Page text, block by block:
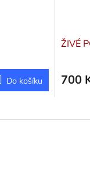
Do košíku
ŽIVÉ
700